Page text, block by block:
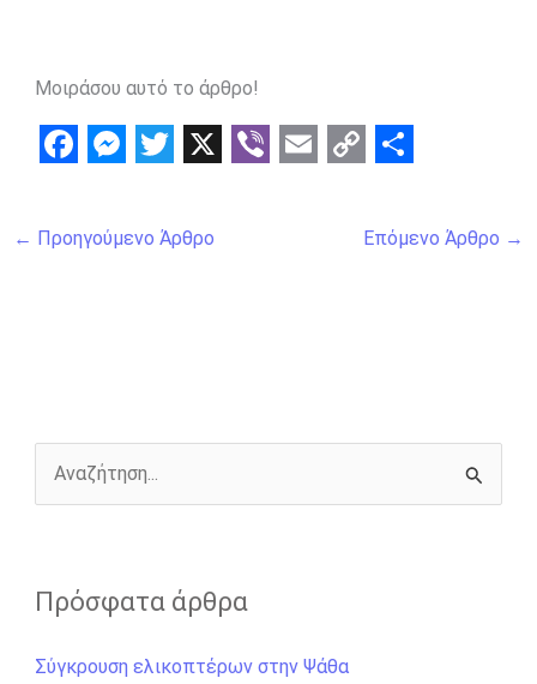
Μοιράσου αυτό το άρθρο!
a
c
k
s
e
r
w
i
k
h
a
← Προηγούμενο Άρθρο Επόμενο Άρθρο →
ζ
τ
Πρόσφατα άρθρα
Σύγκρουση ελικοπτέρων στην Ψάθα